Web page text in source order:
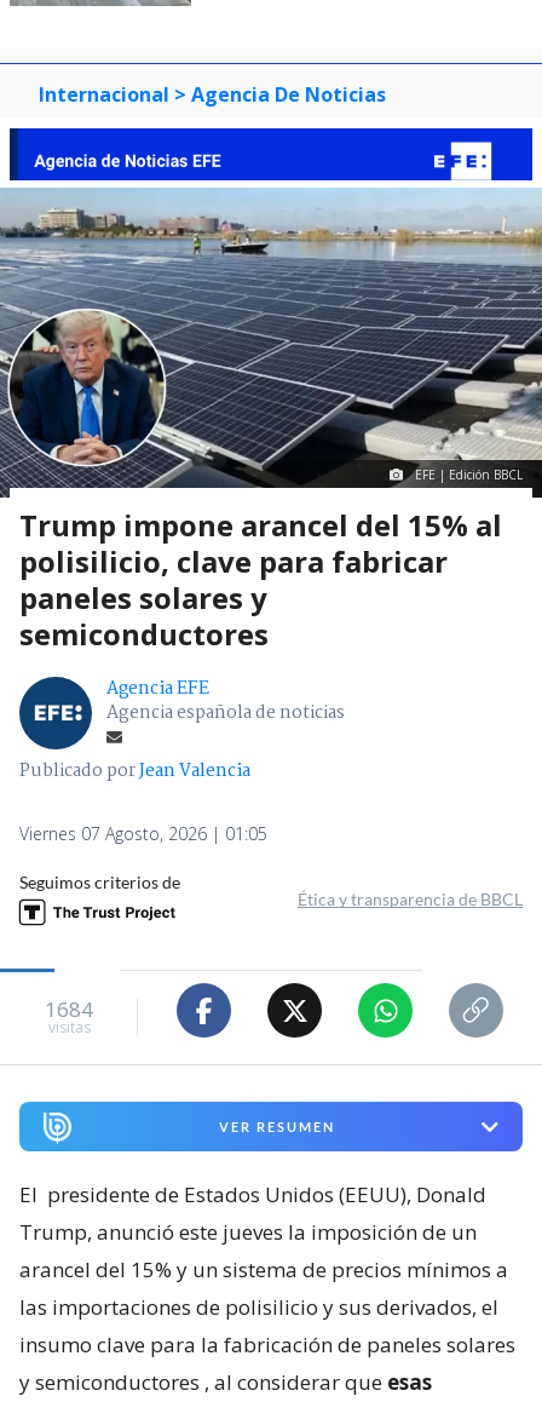
Internacional > Agencia De Noticias
EFE | Edición BBCL
Trump impone arancel del 15% al
polisilicio, clave para fabricar
paneles solares y
semiconductores
Agencia EFE
Agencia española de noticias
Publicado porJean Valencia
Viernes 07 Agosto, 2026 | 01:05
Seguimos criterios de
Ética y transparencia de BBCL
1684
visitas
VER RESUMEN
El presidente de Estados Unidos (EEUU), Donald
Trump, anunció este jueves la imposición de un
arancel del 15% y un sistema de precios mínimos a
las importaciones de polisilicio y sus derivados, el
insumo clave para la fabricación de paneles solares
y semiconductores , al considerar que esas